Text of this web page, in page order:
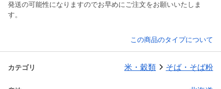
発送の可能性になりますのでお早めにご注文をお願いいたしま
す。
この商品のタイプについて
カテゴリ 米・穀類 そば・そば粉